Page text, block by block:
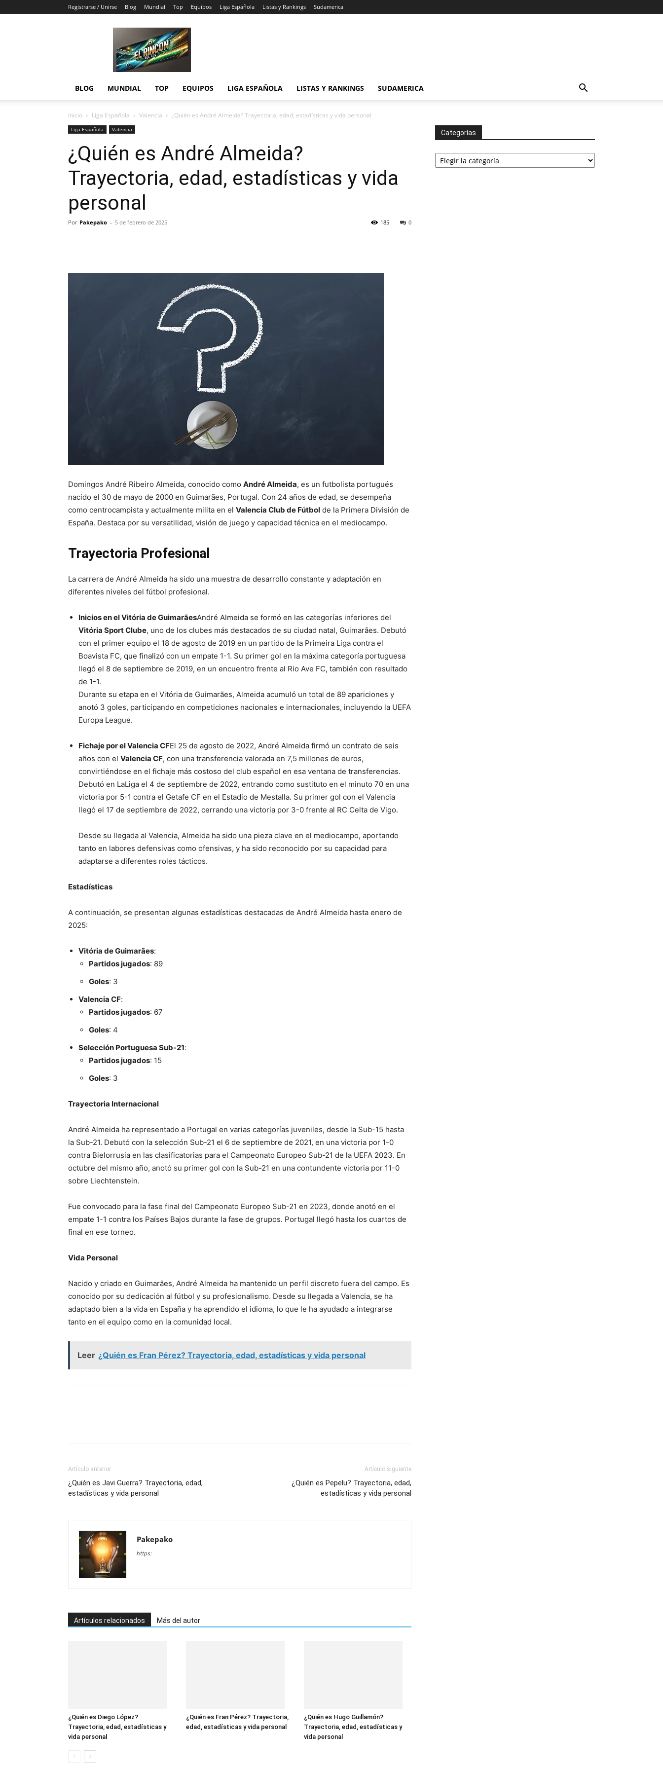
Registrarse / Unirse Blog Mundial Top Equipos Liga Española Listas y Rankings Sudamerica
Rincón
del
Gol
BLOG MUNDIAL TOP EQUIPOS LIGA ESPAÑOLA LISTAS Y RANKINGS SUDAMERICA
Inicio Liga Española Valencia ¿Quién es André Almeida? Trayectoria, edad, estadísticas y vida personal
Liga Española Valencia
¿Quién es André Almeida?
Trayectoria, edad, estadísticas y vida
personal
Por Pakepako - 5 de febrero de 2025 0
185
Domingos André Ribeiro Almeida, conocido como André Almeida, es un futbolista portugués
nacido el 30 de mayo de 2000 en Guimarães, Portugal. Con 24 años de edad, se desempeña
como centrocampista y actualmente milita en el Valencia Club de Fútbol de la Primera División de
España. Destaca por su versatilidad, visión de juego y capacidad técnica en el mediocampo.
Trayectoria Profesional
La carrera de André Almeida ha sido una muestra de desarrollo constante y adaptación en
diferentes niveles del fútbol profesional.
Inicios en el Vitória de GuimarãesAndré Almeida se formó en las categorías inferiores del
Vitória Sport Clube, uno de los clubes más destacados de su ciudad natal, Guimarães. Debutó
con el primer equipo el 18 de agosto de 2019 en un partido de la Primeira Liga contra el
Boavista FC, que finalizó con un empate 1-1. Su primer gol en la máxima categoría portuguesa
llegó el 8 de septiembre de 2019, en un encuentro frente al Rio Ave FC, también con resultado
de 1-1.
Durante su etapa en el Vitória de Guimarães, Almeida acumuló un total de 89 apariciones y
anotó 3 goles, participando en competiciones nacionales e internacionales, incluyendo la UEFA
Europa League.
Fichaje por el Valencia CFEl 25 de agosto de 2022, André Almeida firmó un contrato de seis
años con el Valencia CF, con una transferencia valorada en 7,5 millones de euros,
convirtiéndose en el fichaje más costoso del club español en esa ventana de transferencias.
Debutó en LaLiga el 4 de septiembre de 2022, entrando como sustituto en el minuto 70 en una
victoria por 5-1 contra el Getafe CF en el Estadio de Mestalla. Su primer gol con el Valencia
llegó el 17 de septiembre de 2022, cerrando una victoria por 3-0 frente al RC Celta de Vigo.
Desde su llegada al Valencia, Almeida ha sido una pieza clave en el mediocampo, aportando
tanto en labores defensivas como ofensivas, y ha sido reconocido por su capacidad para
adaptarse a diferentes roles tácticos.
Estadísticas
A continuación, se presentan algunas estadísticas destacadas de André Almeida hasta enero de
2025:
Vitória de Guimarães:
Partidos jugados: 89
Goles: 3
Valencia CF:
Partidos jugados: 67
Goles: 4
Selección Portuguesa Sub-21:
Partidos jugados: 15
Goles: 3
Trayectoria Internacional
André Almeida ha representado a Portugal en varias categorías juveniles, desde la Sub-15 hasta
la Sub-21. Debutó con la selección Sub-21 el 6 de septiembre de 2021, en una victoria por 1-0
contra Bielorrusia en las clasificatorias para el Campeonato Europeo Sub-21 de la UEFA 2023. En
octubre del mismo año, anotó su primer gol con la Sub-21 en una contundente victoria por 11-0
sobre Liechtenstein.
Fue convocado para la fase final del Campeonato Europeo Sub-21 en 2023, donde anotó en el
empate 1-1 contra los Países Bajos durante la fase de grupos. Portugal llegó hasta los cuartos de
final en ese torneo.
Vida Personal
Nacido y criado en Guimarães, André Almeida ha mantenido un perfil discreto fuera del campo. Es
conocido por su dedicación al fútbol y su profesionalismo. Desde su llegada a Valencia, se ha
adaptado bien a la vida en España y ha aprendido el idioma, lo que le ha ayudado a integrarse
tanto en el equipo como en la comunidad local.
Leer ¿Quién es Fran Pérez? Trayectoria, edad, estadísticas y vida personal
Artículo anterior
¿Quién es Javi Guerra? Trayectoria, edad,
estadísticas y vida personal
Artículo siguiente
¿Quién es Pepelu? Trayectoria, edad,
estadísticas y vida personal
Pakepako
https:
Artículos relacionados Más del autor
¿Quién es Diego López?
Trayectoria, edad, estadísticas y
vida personal
¿Quién es Fran Pérez? Trayectoria,
edad, estadísticas y vida personal
¿Quién es Hugo Guillamón?
Trayectoria, edad, estadísticas y
vida personal
Categorías
Categorías